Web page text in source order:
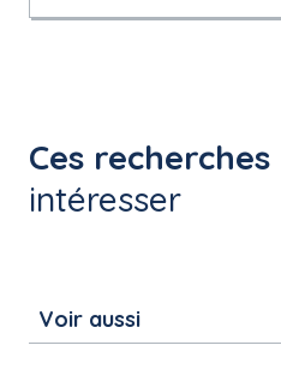
Ces recherches
intéresser
Voir aussi